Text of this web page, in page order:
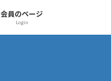
会員のページ
Login